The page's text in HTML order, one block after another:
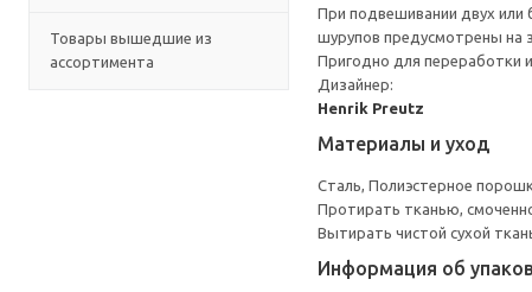
Товары вышедшие из
ассортимента
При подвешивании двух или
шурупов предусмотрены на
Пригодно для переработки
Дизайнер:
Henrik Preutz
Материалы и уход
Сталь, Полиэстерное
Протирать тканью,
Вытирать чистой сухой
Информация об